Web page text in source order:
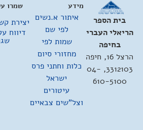
בית הספר
הריאלי העברי
בחיפה
הרצל 16, חיפה
3312103, 04-
610-5100
מידע
איתור א.נשים
לפי שם
שמות לפי
מחזורי סיום
כלות וחתני פרס
ישראל
עיטורים
וצל"שים צבאיים
שמרו
יצירת
דיווח